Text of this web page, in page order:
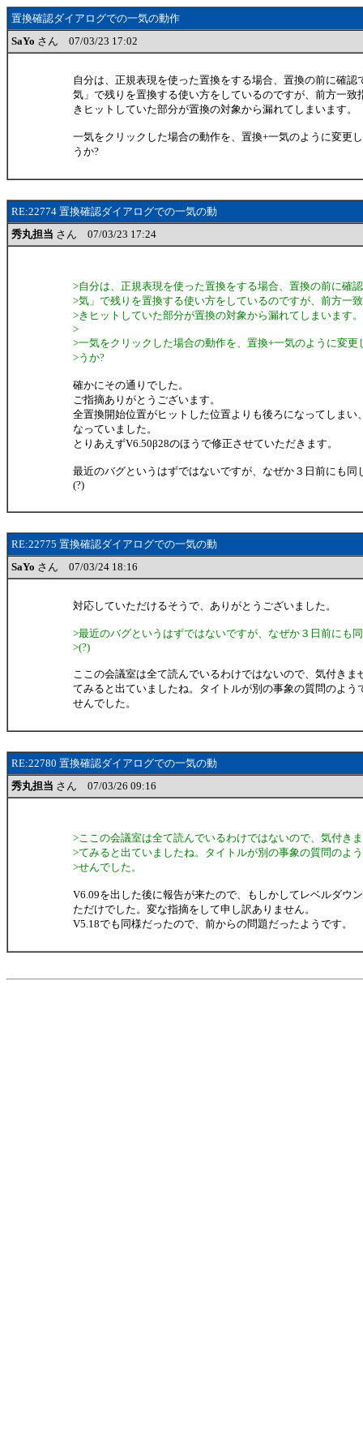
置換確認ダイアログでの一気の動作
SaYo さん 07/03/23 17:02
自分は、正規表現を使った置換をする場合、置換の前に確認
気」で残りを置換する使い方をしているのですが、前方一致
きヒットしていた部分が置換の対象から漏れてしまいます。
一気をクリックした場合の動作を、置換+一気のように変更
うか?
RE:22774 置換確認ダイアログでの一気の動
秀丸担当 さん 07/03/23 17:24
>自分は、正規表現を使った置換をする場合、置換の前に確
>気」で残りを置換する使い方をしているのですが、前方一
>きヒットしていた部分が置換の対象から漏れてしまいます。
>
>一気をクリックした場合の動作を、置換+一気のように変更
>うか?
確かにその通りでした。
ご指摘ありがとうございます。
全置換開始位置がヒットした位置よりも後ろになってしまい
なっていました。
とりあえずV6.50β28のほうで修正させていただきます。
最近のバグというはずではないですが、なぜか３日前にも同
(?)
RE:22775 置換確認ダイアログでの一気の動
SaYo さん 07/03/24 18:16
対応していただけるそうで、ありがとうございました。
>最近のバグというはずではないですが、なぜか３日前にも
>(?)
ここの会議室は全て読んでいるわけではないので、気付きま
てみると出ていましたね。タイトルが別の事象の質問のよう
せんでした。
RE:22780 置換確認ダイアログでの一気の動
秀丸担当 さん 07/03/26 09:16
>ここの会議室は全て読んでいるわけではないので、気付き
>てみると出ていましたね。タイトルが別の事象の質問のよ
>せんでした。
V6.09を出した後に報告が来たので、もしかしてレベルダウ
ただけでした。変な指摘をして申し訳ありません。
V5.18でも同様だったので、前からの問題だったようです。